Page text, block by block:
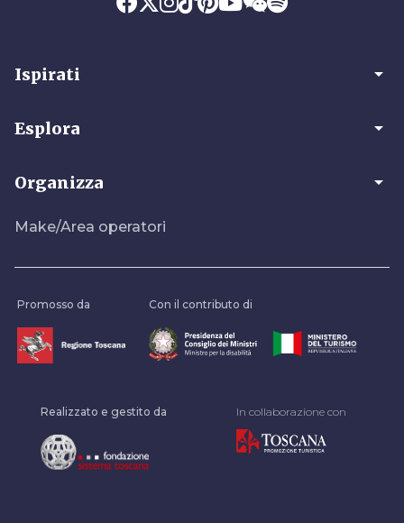
Ispirati arrow_drop_down
Esplora arrow_drop_down
Organizza arrow_drop_down
Make/Area operatori
Promosso da Con il contributo di
Realizzato e gestito da In collaborazione con